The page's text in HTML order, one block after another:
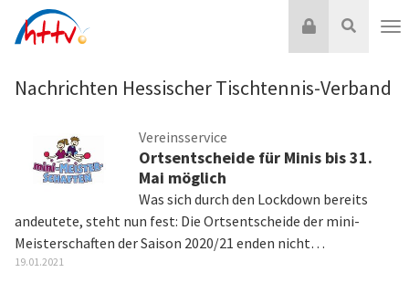
Inhalt
Suche
Login
Nachrichten Hessischer Tischtennis-Verband
Vereinsservice
Ortsentscheide für Minis bis 31.
Mai möglich
Was sich durch den Lockdown bereits
andeutete, steht nun fest: Die Ortsentscheide der mini-
Meisterschaften der Saison 2020/21 enden nicht…
19.01.2021